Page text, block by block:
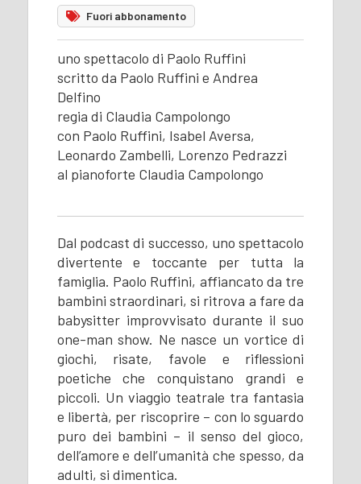
Fuori abbonamento
uno spettacolo di Paolo Ruffini
scritto da Paolo Ruffini e Andrea
Delfino
regia di Claudia Campolongo
con Paolo Ruffini, Isabel Aversa,
Leonardo Zambelli, Lorenzo Pedrazzi
al pianoforte Claudia Campolongo
Dal podcast di successo, uno spettacolo
divertente e toccante per tutta la
famiglia. Paolo Ruffini, affiancato da tre
bambini straordinari, si ritrova a fare da
babysitter improvvisato durante il suo
one-man show. Ne nasce un vortice di
giochi, risate, favole e riflessioni
poetiche che conquistano grandi e
piccoli. Un viaggio teatrale tra fantasia
e libertà, per riscoprire – con lo sguardo
puro dei bambini – il senso del gioco,
dell’amore e dell’umanità che spesso, da
adulti, si dimentica.